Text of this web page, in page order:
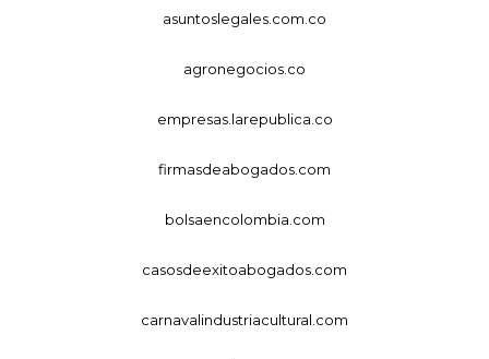
asuntoslegales.com.co
agronegocios.co
empresas.larepublica.co
firmasdeabogados.com
bolsaencolombia.com
casosdeexitoabogados.com
carnavalindustriacultural.com